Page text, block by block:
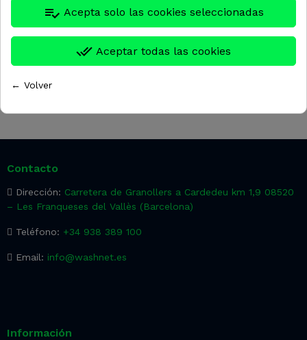
HYB0394
OBS PULSADOR TACTIL
HYB0393
PULSADOR TACTIL
Contacto
Dirección: Carretera de Granollers a Cardedeu km 1,9 08520
– Les Franqueses del Vallès (Barcelona)
Teléfono: +34 938 389 100
Email: info@washnet.es
Información
playlist_add_check Acepta solo las cookies seleccionadas
done_all Aceptar todas las cookies
← Volver